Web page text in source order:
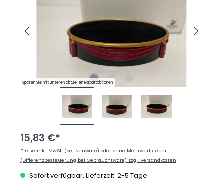
Sparen Sie mit unseren aktuellen Rabattaktionen
15,83 €*
Preise inkl. MwSt. (bei Neuware) oder ohne Mehrwertsteuer
(Differenzbesteuerung bei Gebrauchtware) zzgl. Versandkosten
Sofort verfügbar, Lieferzeit: 2-5 Tage